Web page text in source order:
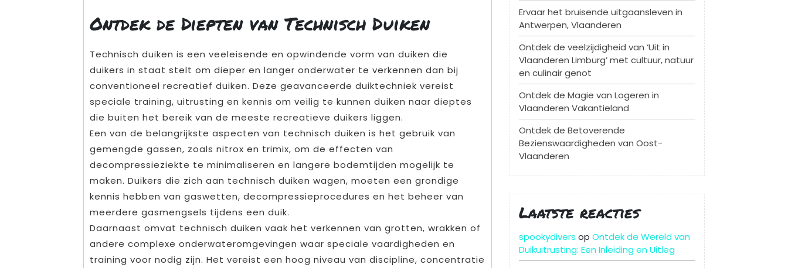
Ontdek de Diepten van Technisch Duiken
Technisch duiken is een veeleisende en opwindende vorm van duiken die
duikers in staat stelt om dieper en langer onderwater te verkennen dan bij
conventioneel recreatief duiken. Deze geavanceerde duiktechniek vereist
speciale training, uitrusting en kennis om veilig te kunnen duiken naar dieptes
die buiten het bereik van de meeste recreatieve duikers liggen.
Een van de belangrijkste aspecten van technisch duiken is het gebruik van
gemengde gassen, zoals nitrox en trimix, om de effecten van
decompressieziekte te minimaliseren en langere bodemtijden mogelijk te
maken. Duikers die zich aan technisch duiken wagen, moeten een grondige
kennis hebben van gaswetten, decompressieprocedures en het beheer van
meerdere gasmengsels tijdens een duik.
Daarnaast omvat technisch duiken vaak het verkennen van grotten, wrakken of
andere complexe onderwateromgevingen waar speciale vaardigheden en
training voor nodig zijn. Het vereist een hoog niveau van discipline, concentratie
Ervaar het bruisende uitgaansleven in
Antwerpen, Vlaanderen
Ontdek de veelzijdigheid van ‘Uit in
Vlaanderen Limburg’ met cultuur, natuur
en culinair genot
Ontdek de Magie van Logeren in
Vlaanderen Vakantieland
Ontdek de Betoverende
Bezienswaardigheden van Oost-
Vlaanderen
Laatste reacties
spookydivers op Ontdek de Wereld van
Duikuitrusting: Een Inleiding en Uitleg